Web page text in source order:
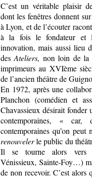
C’est un véritable plaisir
dont les fenêtres donnent
à Lyon, et de l’écouter
à la fois le fondateur et
innovation, mais aussi lieu
desAteliers, non loin de la
imprimeurs au XVIème
de l’ancien théâtre de
En 1972, après une
Planchon (comédien et
Chavassieux désirait
contemporaines, «
contemporaines qu’on peut
renouvelerle public du
Il se tourne alors vers
Vénissieux, Sainte-Foy…)
de non recevoir. C’est alors